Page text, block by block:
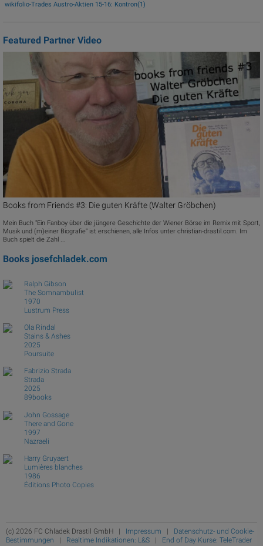
wikifolio-Trades Austro-Aktien 15-16: Kontron(1)
Featured Partner Video
Books from Friends #3: Die guten Kräfte (Walter Gröbchen)
Mein Buch "Ein Fanboy über die jüngere Geschichte der Wiener Börse im Remix mit Sport,
Musik und (m)einer Biografie" ist erschienen, alle Infos unter christian-drastil.com. Im
Buch spielt die Zahl ...
Books josefchladek.com
Ralph Gibson
The Somnambulist
1970
Lustrum Press
Ola Rindal
Stains & Ashes
2025
Poursuite
Fabrizio Strada
Strada
2025
89books
John Gossage
There and Gone
1997
Nazraeli
Harry Gruyaert
Lumières blanches
1986
Éditions Photo Copies
(c) 2026 FC Chladek Drastil GmbH | Impressum | Datenschutz- und Cookie-
Bestimmungen | Realtime Indikationen: L&S | End of Day Kurse: TeleTrader